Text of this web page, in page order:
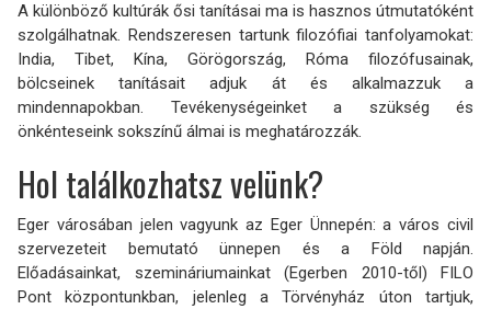
A különböző kultúrák ősi tanításai ma is hasznos útmutatóként
szolgálhatnak. Rendszeresen tartunk filozófiai tanfolyamokat:
India, Tibet, Kína, Görögország, Róma filozófusainak,
bölcseinek tanításait adjuk át és alkalmazzuk a
mindennapokban. Tevékenységeinket a szükség és
önkénteseink sokszínű álmai is meghatározzák.
Hol találkozhatsz velünk?
Eger városában jelen vagyunk az Eger Ünnepén: a város civil
szervezeteit bemutató ünnepen és a Föld napján.
Előadásainkat, szemináriumainkat (Egerben 2010-től) FILO
Pont központunkban, jelenleg a Törvényház úton tartjuk,